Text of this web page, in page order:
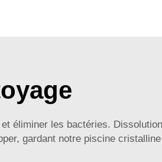
éliminer les bactéries.
gardant notre piscine